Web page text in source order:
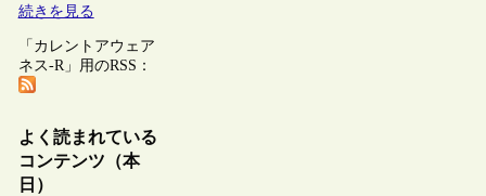
続きを見る
「カレントアウェア
ネス-R」用のRSS：
よく読まれている
コンテンツ（本
日）